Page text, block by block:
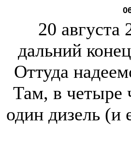
20
дальний
Оттуда
Там, в четыре
один дизель